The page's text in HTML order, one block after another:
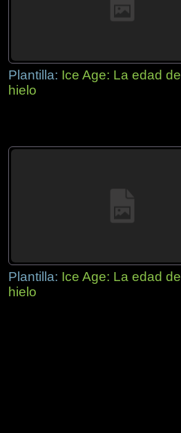
Plantilla: Ice Age: La edad de
hielo
Plantilla: Ice Age: La edad de
hielo